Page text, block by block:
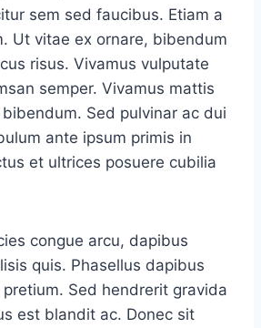
sem sed faucibus. Etiam a
Ut vitae ex ornare, bibendum
risus. Vivamus vulputate
semper. Vivamus mattis
Sed pulvinar ac dui
ante ipsum primis in
et ultrices posuere cubilia
congue arcu, dapibus
quis. Phasellus dapibus
Sed hendrerit gravida
est blandit ac. Donec sit